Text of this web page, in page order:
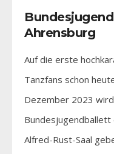
Ahrensburg
Auf die erste
Tanzfans schon
Dezember 2023
Alfred-Rust-Saal